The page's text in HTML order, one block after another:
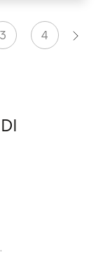
3 4
обл., 08131